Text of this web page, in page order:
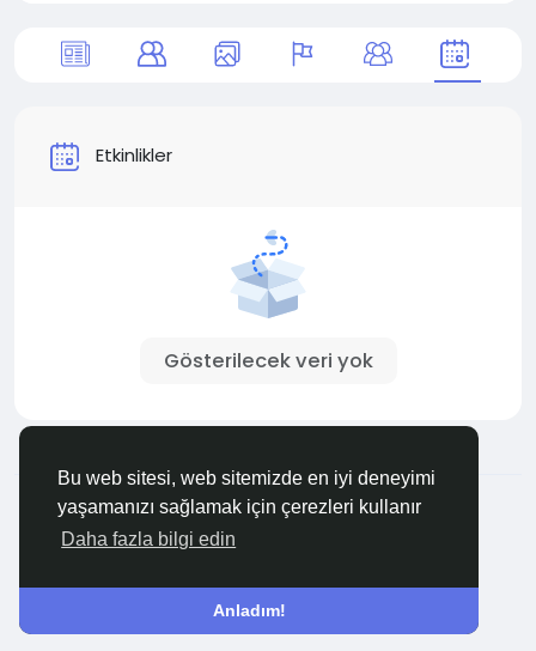
Bu web sitesi, web sitemizde en iyi deneyimi
yaşamanızı sağlamak için çerezleri kullanır
Daha fazla bilgi edin
Anladım!
Etkinlikler
Gösterilecek veri yok
© 2026 Buraya Bakınız
Turkish
Hakkımızda
Şartlar Gizlilik Bize Ulaşın